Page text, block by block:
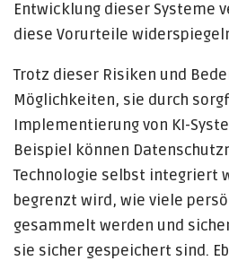
Entwicklung dieser Systeme
diese Vorurteile
Trotz dieser Risiken und
Möglichkeiten, sie durch
Implementierung von KI-
Beispiel können
Technologie selbst integriert
begrenzt wird, wie viele
gesammelt werden und
sie sicher gespeichert sind.